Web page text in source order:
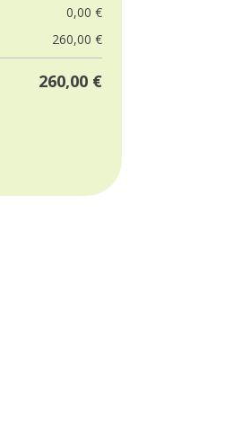
0,00 €
260,00 €
260,00 €